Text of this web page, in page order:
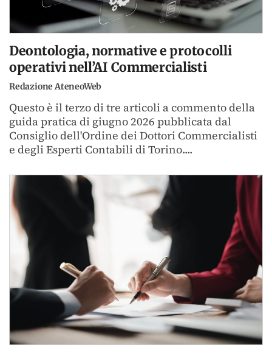
Deontologia, normative e protocolli
operativi nell’AI Commercialisti
Redazione AteneoWeb
Questo è il terzo di tre articoli a commento della
guida pratica di giugno 2026 pubblicata dal
Consiglio dell'Ordine dei Dottori Commercialisti
e degli Esperti Contabili di Torino....